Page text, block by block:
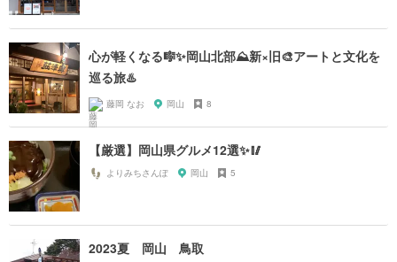
心が軽くなる🎼✨岡山北部⛰新×旧🎨アートと文化を
巡る旅♨️
藤岡 なお 岡山 8
【厳選】岡山県グルメ12選✨🥢
よりみちさんぽ 岡山 5
2023夏 岡山 鳥取